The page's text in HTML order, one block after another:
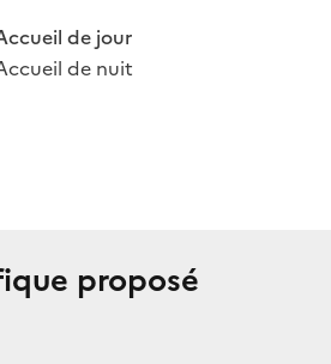
de jour
: disponible
de nuit
: non disponible
proposé